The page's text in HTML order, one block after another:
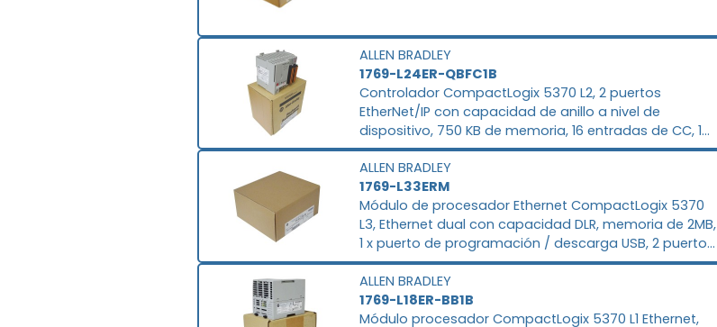
ALLEN BRADLEY
1769-L24ER-QBFC1B
Controlador CompactLogix 5370 L2, 2 puertos
EtherNet/IP con capacidad de anillo a nivel de
dispositivo, 750 KB de memoria, 16 entradas de CC, 16
salidas de CC, 4 entradas analógicas universales, 2
salidas analógicas, 4 contadores de alta velocidad,
hasta 4 módulos de expansión de E/S 1769, 8
conexiones EtherNet/IP y 120 conexiones TCP, fuente
de alimentación integrada con entrada de CC de 24
V, con tarjeta SD de 1 GB, puede admitir una tarjeta SD
de hasta 2 GB, 1 puerto USB
ALLEN BRADLEY
1769-L33ERM
Módulo de procesador Ethernet CompactLogix 5370
L3, Ethernet dual con capacidad DLR, memoria de 2MB,
1 x puerto de programación / descarga USB, 2 puertos
EtherNet / IP, 16 expansión de E / S, 32 nodos de
Ethernet IP, 8 movimientos de CIP de eje con funció
ALLEN BRADLEY
1769-L18ER-BB1B
Módulo procesador CompactLogix 5370 L1 Ethernet,